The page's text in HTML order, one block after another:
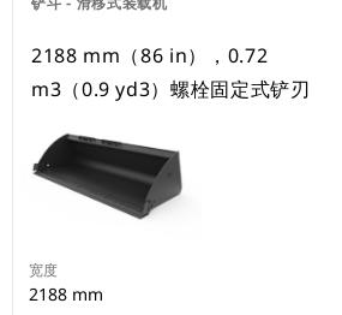
2188 mm（86 in），0.72
m3（0.9 yd3）螺栓固定式铲刃
宽度
2188 mm